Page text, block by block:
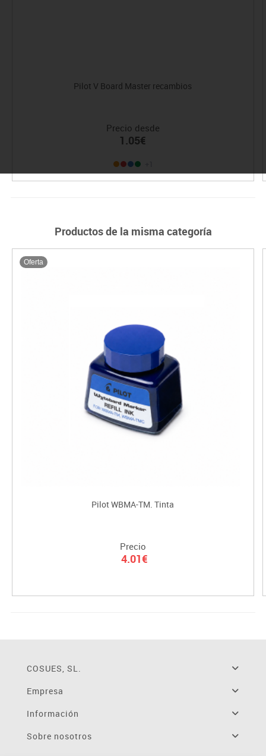
Pilot V Board Master recambios
Precio desde
1.05€
Productos de la misma categoría
Oferta
Pilot WBMA-TM. Tinta
Precio
4.01€
COSUES, SL.
Empresa
Información
Sobre nosotros